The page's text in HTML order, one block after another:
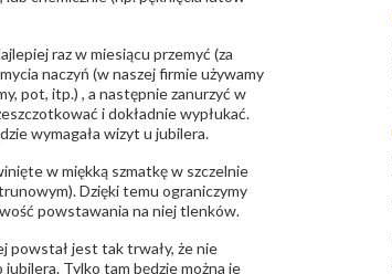
raz w miesiącu przemyć (za
naczyń (w naszej firmie używamy
pot, itp.) , a następnie zanurzyć w
i dokładnie wypłukać.
wymagała wizyt u jubilera.
w miękką szmatkę w szczelnie
Dzięki temu ograniczymy
powstawania na niej tlenków.
powstał jest tak trwały, że nie
Tylko tam będzie można je